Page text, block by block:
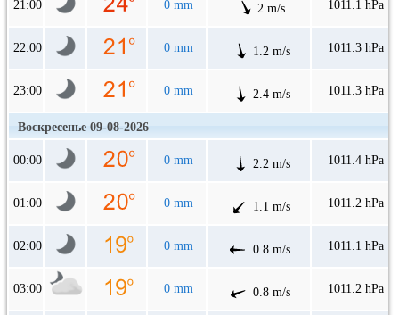
21:00 0 mm 2 m/s 1011.1 hPa
22:00 0 mm 1.2 m/s 1011.3 hPa
23:00 0 mm 2.4 m/s 1011.3 hPa
Воскресенье 09-08-2026
00:00 0 mm 2.2 m/s 1011.4 hPa
01:00 0 mm 1.1 m/s 1011.2 hPa
02:00 0 mm 0.8 m/s 1011.1 hPa
03:00 0 mm 0.8 m/s 1011.2 hPa